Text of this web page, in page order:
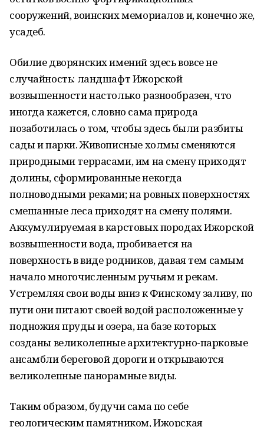
сооружений, воинских мемориалов и, конечно же,
усадеб.
Обилие дворянских имений здесь вовсе не
случайность: ландшафт Ижорской
возвышенности настолько разнообразен, что
иногда кажется, словно сама природа
позаботилась о том, чтобы здесь были разбиты
сады и парки. Живописные холмы сменяются
природными террасами, им на смену приходят
долины, сформированные некогда
полноводными реками; на ровных поверхностях
смешанные леса приходят на смену полями.
Аккумулируемая в карстовых породах Ижорской
возвышенности вода, пробивается на
поверхность в виде родников, давая тем самым
начало многочисленным ручьям и рекам.
Устремляя свои воды вниз к Финскому заливу, по
пути они питают своей водой расположенные у
подножия пруды и озера, на базе которых
созданы великолепные архитектурно-парковые
ансамбли береговой дороги и открываются
великолепные панорамные виды.
Таким образом, будучи сама по себе
геологическим памятником, Ижорская